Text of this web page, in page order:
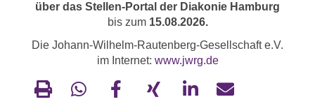
über das Stellen-Portal der Diakonie Hamburg
bis zum 15.08.2026.
Die Johann-Wilhelm-Rautenberg-Gesellschaft e.V.
im Internet: www.jwrg.de